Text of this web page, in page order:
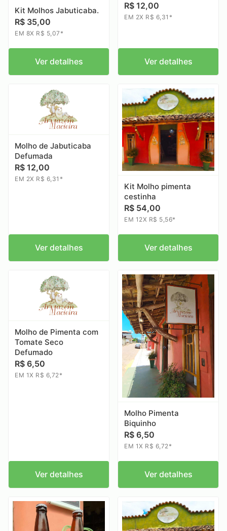
Kit Molhos Jabuticaba.
R$ 35,00
EM 8X R$ 5,07*
Ver detalhes
R$ 12,00
EM 2X R$ 6,31*
Ver detalhes
Molho de Jabuticaba
Defumada
R$ 12,00
EM 2X R$ 6,31*
Ver detalhes
Kit Molho pimenta
cestinha
R$ 54,00
EM 12X R$ 5,56*
Ver detalhes
Molho de Pimenta com
Tomate Seco
Defumado
R$ 6,50
EM 1X R$ 6,72*
Ver detalhes
Molho Pimenta
Biquinho
R$ 6,50
EM 1X R$ 6,72*
Ver detalhes